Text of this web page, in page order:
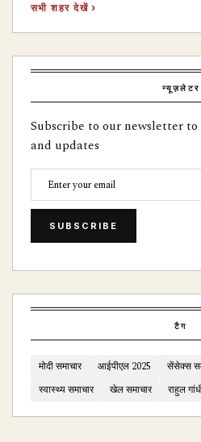
सभी शहर देखें ›
न्यूज़लेटर
Subscribe to our newsletter
and updates
SUBSCRIBE
टैग
मोदी समाचार आईपीएल 2025 सेंसेक्स
स्वास्थ्य समाचार
खेल समाचार राहुल